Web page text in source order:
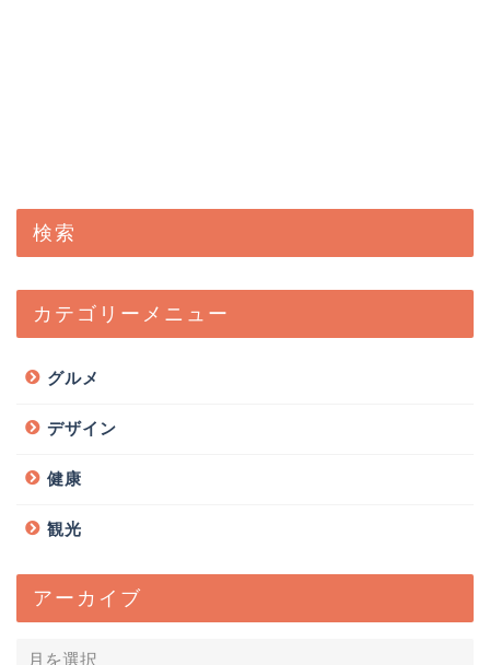
検索
カテゴリーメニュー
グルメ
デザイン
健康
観光
アーカイブ